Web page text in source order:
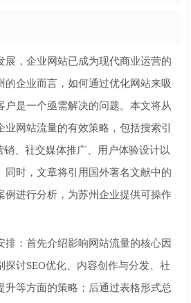
展，企业网站已成为现代商业运营的
的企业而言，如何通过优化网站来吸
户是一个亟需解决的问题。本文将从
网站流量的有效策略，包括搜索引
销、社交媒体推广、用户体验设计以
同时，文章将引用国外著名文献中的
例进行分析，为苏州企业提供可操作
排：首先介绍影响网站流量的核心因
探讨SEO优化、内容创作与分发、社
升等方面的策略；后通过表格形式总